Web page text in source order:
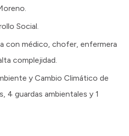
Social.
con médico, chofer, enfermera
complejidad.
y Cambio Climático de
4 guardas ambientales y 1